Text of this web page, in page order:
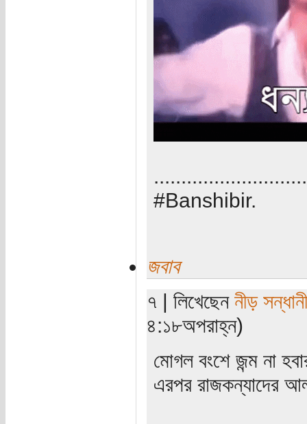
#Banshibir.
জবাব
৭ | লিখেছেন নীড় সন্ধানী
৪:১৮অপরাহ্ন)
মোগল বংশে জন্ম না
এরপর রাজকন্যাদের